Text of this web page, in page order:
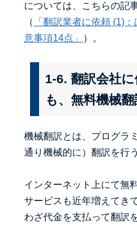
については、こちらの記
（
「翻訳業者に依頼 (1)
意事項14点」
）。
1-6. 翻訳会社
も、無料機械
機械翻訳とは、プログラ
通り機械的に）翻訳を行
インターネット上にて無
サービスも近年増えてき
わざ代金を支払って翻訳